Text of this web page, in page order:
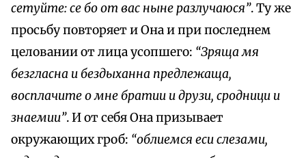
сетуйте: се бо от вас ныне разлучаюся”. Ту же
просьбу повторяет и Она и при последнем
целовании от лица усопшего: “Зряща мя
безгласна и бездыханна предлежаща,
восплачите о мне братии и друзи, сродници и
знаемии”. И от себя Она призывает
окружающих гроб: “облиемся еси слезами,